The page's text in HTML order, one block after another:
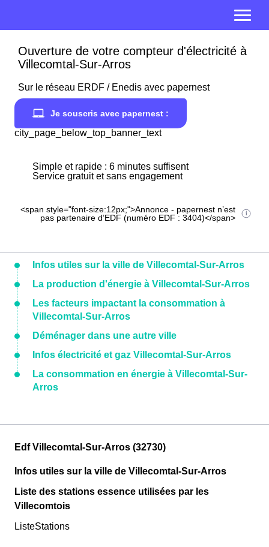
Ouverture de votre compteur d'électricité à
Villecomtal-Sur-Arros
Sur le réseau ERDF / Enedis avec papernest
Je souscris avec papernest :
city_page_below_top_banner_text
Simple et rapide : 6 minutes suffisent
Service gratuit et sans engagement
<span style="font-size:12px;">Annonce - papernest n’est
pas partenaire d’EDF (numéro EDF : 3404)</span>
Infos utiles sur la ville de Villecomtal-Sur-Arros
La production d'énergie à Villecomtal-Sur-Arros
Les facteurs impactant la consommation à
Villecomtal-Sur-Arros
Déménager dans une autre ville
Infos électricité et gaz Villecomtal-Sur-Arros
La consommation en énergie à Villecomtal-Sur-
Arros
Edf Villecomtal-Sur-Arros (32730)
Infos utiles sur la ville de Villecomtal-Sur-Arros
Liste des stations essence utilisées par les
Villecomtois
ListeStations